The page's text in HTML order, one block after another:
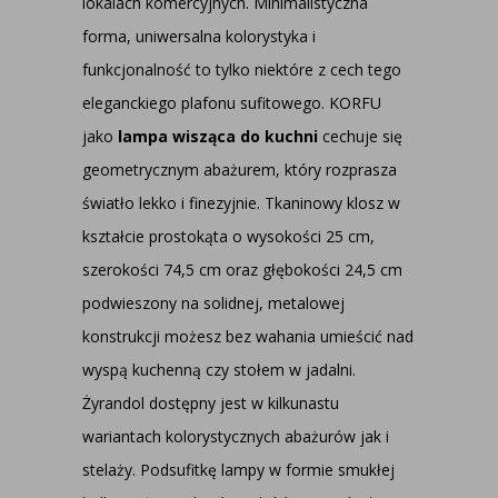
forma, uniwersalna kolorystyka i
funkcjonalność to tylko niektóre z cech tego
eleganckiego plafonu sufitowego. KORFU
jako lampa wisząca do kuchni cechuje się
geometrycznym abażurem, który rozprasza
światło lekko i finezyjnie. Tkaninowy klosz w
kształcie prostokąta o wysokości 25 cm,
szerokości 74,5 cm oraz głębokości 24,5 cm
podwieszony na solidnej, metalowej
konstrukcji możesz bez wahania umieścić nad
wyspą kuchenną czy stołem w jadalni.
Żyrandol dostępny jest w kilkunastu
wariantach kolorystycznych abażurów jak i
stelaży. Podsufitkę lampy w formie smukłej